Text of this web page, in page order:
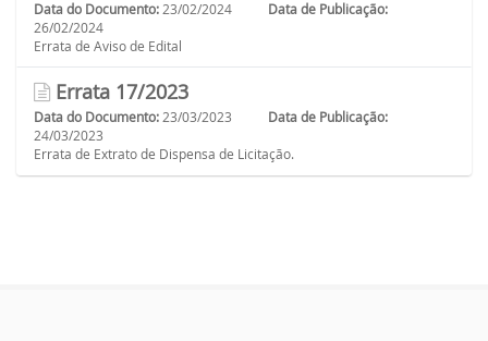
Data do Documento: 23/02/2024
Data de Publicação:
26/02/2024
Errata de Aviso de Edital
Errata 17/2023
Data do Documento: 23/03/2023
Data de Publicação:
24/03/2023
Errata de Extrato de Dispensa de Licitação.